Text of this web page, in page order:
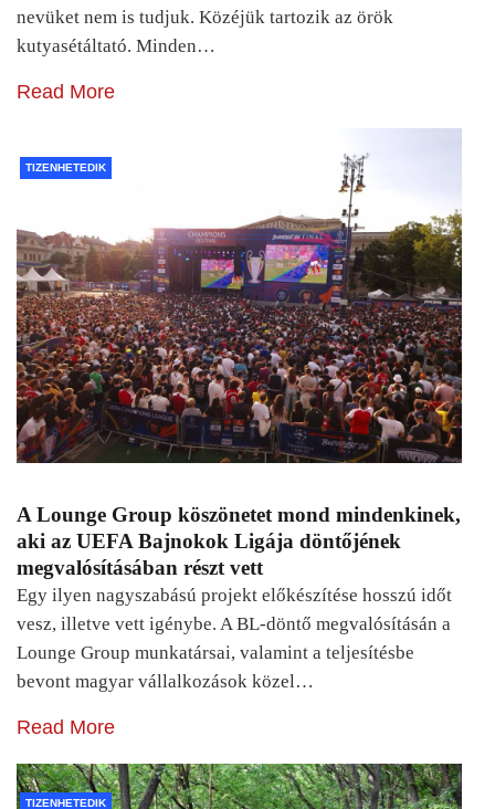
nevüket nem is tudjuk. Közéjük tartozik az örök
kutyasétáltató. Minden…
Read More
TIZENHETEDIK
A Lounge Group köszönetet mond mindenkinek,
aki az UEFA Bajnokok Ligája döntőjének
megvalósításában részt vett
Egy ilyen nagyszabású projekt előkészítése hosszú időt
vesz, illetve vett igénybe. A BL-döntő megvalósításán a
Lounge Group munkatársai, valamint a teljesítésbe
bevont magyar vállalkozások közel…
Read More
TIZENHETEDIK